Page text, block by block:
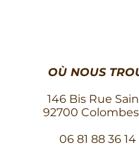
OÙ NOUS
146 Bis Rue
92700
06 81 88 36 14